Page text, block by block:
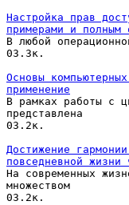
Настройка прав
примерами и полным
В любой
03.3к.
Основы
применение
В рамках работы с
представлена
03.2к.
Достижение
повседневной жизни
На современных
множеством
03.2к.